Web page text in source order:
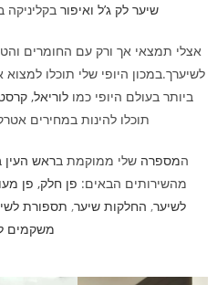
שיער לק ג’ל ואיפור בקליניקה ביתית 1 על
אצלי תמצאי אך ורק עם החומרים
לשיערך.במכון היופי שלי תוכלו
ביותר בעולם היופי כמו לוריאל,
תוכלו להינות במחירים
המספרה שלי ממוקמת בראש העין
מהשירותים הבאים: פן חלק, פן
לשיער, החלקות שיער, תספורת
משקמים